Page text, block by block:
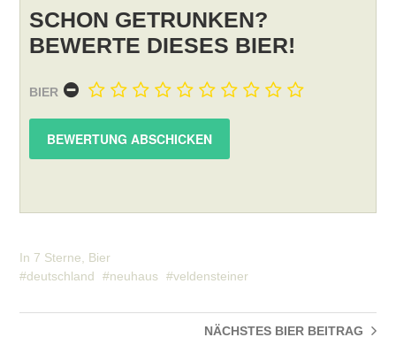
SCHON GETRUNKEN?
BEWERTE DIESES BIER!
BIER
In 7 Sterne
Bier
deutschland
neuhaus veldensteiner
NÄCHSTES BIERBEITRAG